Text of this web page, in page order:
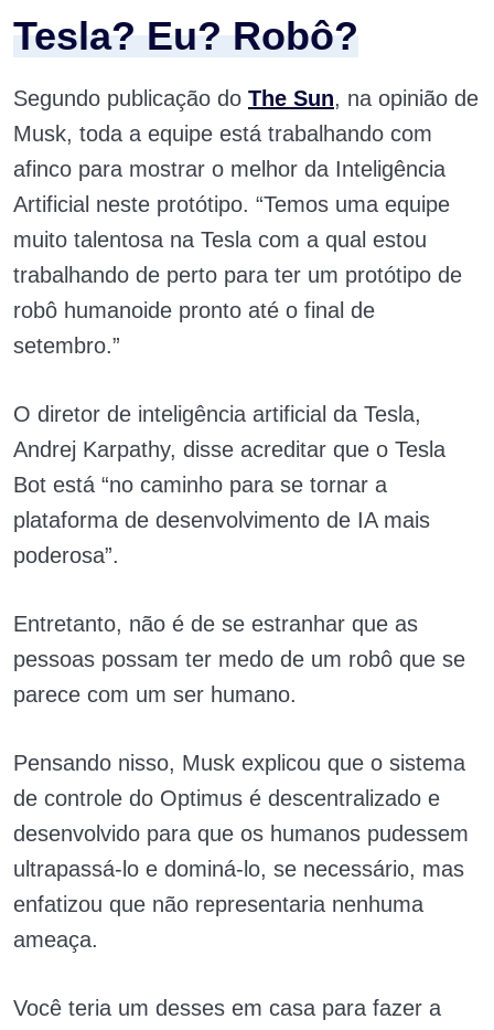
Tesla? Eu? Robô?
Segundo publicação do The Sun, na opinião de
Musk, toda a equipe está trabalhando com
afinco para mostrar o melhor da Inteligência
Artificial neste protótipo. “Temos uma equipe
muito talentosa na Tesla com a qual estou
trabalhando de perto para ter um protótipo de
robô humanoide pronto até o final de
setembro.”
O diretor de inteligência artificial da Tesla,
Andrej Karpathy, disse acreditar que o Tesla
Bot está “no caminho para se tornar a
plataforma de desenvolvimento de IA mais
poderosa”.
Entretanto, não é de se estranhar que as
pessoas possam ter medo de um robô que se
parece com um ser humano.
Pensando nisso, Musk explicou que o sistema
de controle do Optimus é descentralizado e
desenvolvido para que os humanos pudessem
ultrapassá-lo e dominá-lo, se necessário, mas
enfatizou que não representaria nenhuma
ameaça.
Você teria um desses em casa para fazer a